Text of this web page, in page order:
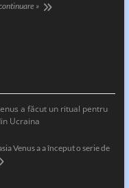
»
a făcut un ritual pentru
Ucraina
Venus a a început o serie de